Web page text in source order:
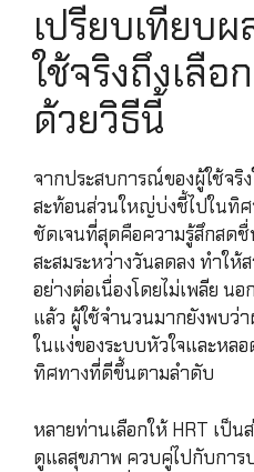
เปรียบเทียบ
ใช้จริงถึงเลือ
ด้วยวิธีนี้
จากประสบการณ์ของผู้ใช้จริ
สะท้อนส่วนใหญ่บ่งชี้ไปในทิศ
ชัดเจนที่สุดคือความรู้สึกสดชื่
สะสมระหว่างวันลดลง ทำให้
อย่างต่อเนื่องโดยไม่เพลีย น
แล้ว ผู้ใช้จำนวนมากยังพบว่
ในแง่ของระบบหัวใจและหล
ทิศทางที่ดีขึ้นตามลำดับ
หลายท่านเลือกให้ HRT เป็
ดูแลสุขภาพ ควบคู่ไปกับการ